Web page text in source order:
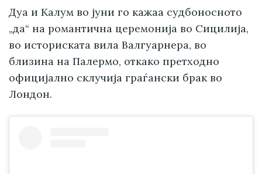
Дуа и Калум во јуни го кажаа судбоносното
„да“ на романтична церемонија во Сицилија,
во историската вила Валгуарнера, во
близина на Палермо, откако претходно
официјално склучија граѓански брак во
Лондон.